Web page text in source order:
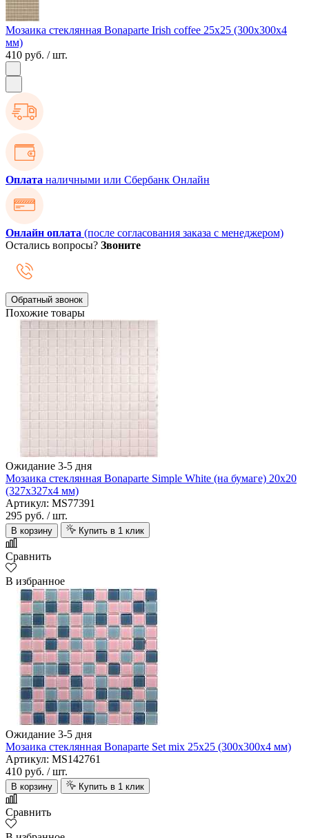
Мозаика стеклянная Bonaparte Irish coffee 25х25 (300х300х4
мм)
410 руб. / шт.
Оплата наличными или Сбербанк Онлайн
Онлайн оплата (после согласования заказа с менеджером)
Остались вопросы? Звоните
Обратный звонок
Похожие товары
Ожидание 3-5 дня
Мозаика стеклянная Bonaparte Simple White (на бумаге) 20х20
(327х327х4 мм)
Артикул: MS77391
295 руб. / шт.
В корзину Купить в 1 клик
Сравнить
В избранное
Ожидание 3-5 дня
Мозаика стеклянная Bonaparte Set mix 25х25 (300х300х4 мм)
Артикул: MS142761
410 руб. / шт.
В корзину Купить в 1 клик
Сравнить